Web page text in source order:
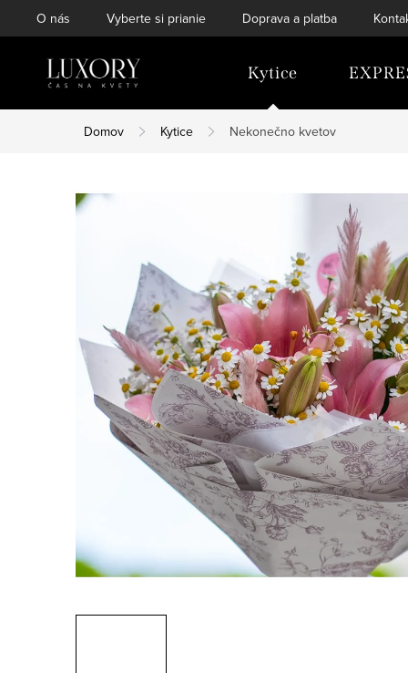
na
O nás Vyberte si prianie Doprava a platba
Kytice
Domov Kytice Nekonečno kvetov